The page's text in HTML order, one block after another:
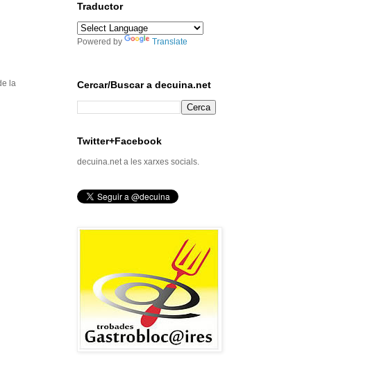
la
Traductor
Powered by Translate
Cercar/Buscar a decuina.net
Twitter+Facebook
decuina.net a les xarxes socials.